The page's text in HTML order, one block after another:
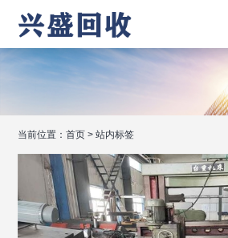
当前位置：首页 >站内标签